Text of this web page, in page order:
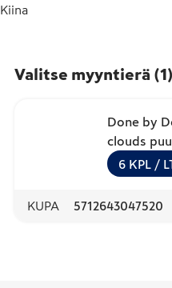
Kiina
Valitse myyntierä (1 )
Done by
clouds
6 KPL /
KUPA 5712643047520